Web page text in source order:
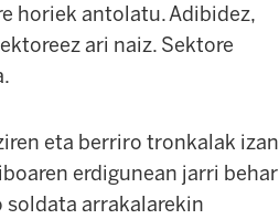
horiek antolatu. Adibidez,
ari naiz. Sektore
eta berriro tronkalak izan
erdigunean jarri behar
arrakalarekin